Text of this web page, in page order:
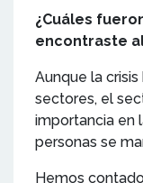
¿Cuáles
encontraste
Aunque la
sectores, el
importancia en
personas se
Hemos